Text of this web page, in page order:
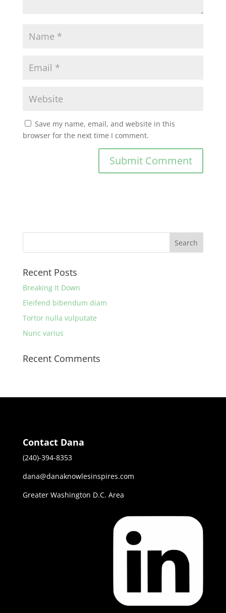
Save my name, email, and website in this
browser for the next time I comment.
Recent Posts
Breaking It Down
Eleifend bibendum diam
Tortor nulla vulputate
Nunc varius
Recent Comments
Contact Dana
(240)-394-8353
dana@danaknowlesinspires.com
Greater Washington D.C. Area